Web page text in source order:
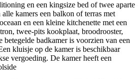
en een kingsize bed of twee aparte
kamers een balkon of terras met
en een kleine kitchenette met een
twee-pits kookplaat, broodrooster,
badkamer is voorzien van een
kluisje op de kamer is beschikbaar
vergoeding. De kamer heeft een